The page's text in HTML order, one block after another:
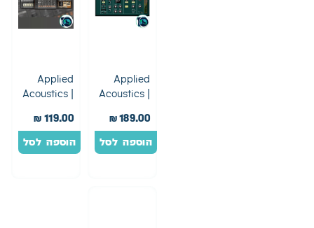
Applied
Acoustics |
Delay
₪189.00
הוספה לסל
Applied
Acoustics |
Bundle
₪ 119.00
הוספה לסל